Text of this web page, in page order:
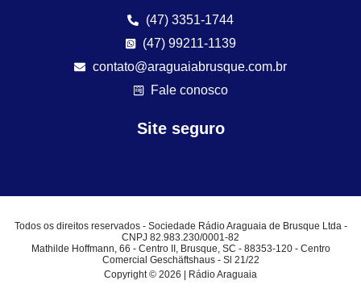
(47) 3351-1744
(47) 99211-1139
contato@araguaiabrusque.com.br
Fale conosco
Site seguro
Todos os direitos reservados - Sociedade Rádio Araguaia de Brusque Ltda -
CNPJ 82.983.230/0001-82
Mathilde Hoffmann, 66 - Centro II, Brusque, SC - 88353-120 - Centro
Comercial Geschäftshaus - Sl 21/22
Copyright © 2026 | Rádio Araguaia